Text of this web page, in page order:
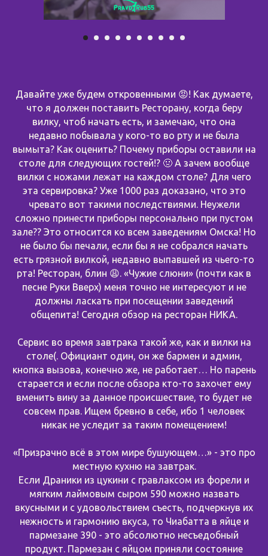
Давайте уже будем откровенными 😡! Как думаете,
что я должен поставить Ресторану, когда беру
вилку, чтоб начать есть, и замечаю, что она
недавно побывала у кого-то во рту и не была
вымыта? Как оценить? Почему приборы оставили на
столе для следующих гостей!? 🤢 А зачем вообще
вилки с ножами лежат на каждом столе? Для чего
эта сервировка? Уже 1000 раз доказано, что это
чревато вот такими последствиями. Неужели
сложно принести приборы персонально при пустом
зале?? Это относится ко всем заведениям Омска! Но
не было бы печали, если бы я не собрался начать
есть грязной вилкой, недавно выпавшей из чьего-то
рта! Ресторан, блин 😩. «Чужие слюни» (почти как в
песне Руки Вверх) меня точно не интересуют и не
должны ласкать при посещении заведений
общепита! Сегодня обзор на ресторан НИКА.
Сервис во время завтрака такой же, как и вилки на
столе(. Официант один, он же бармен и админ,
кнопка вызова, конечно же, не работает… Но парень
старается и если после обзора кто-то захочет ему
вменить вину за данное происшествие, то будет не
совсем прав. Ищем бревно в себе, ибо 1 человек
никак не уследит за таким помещением!
«Призрачно всё в этом мире бушующем…» - это про
местную кухню на завтрак.
Если Драники из цукини с гравлаксом из форели и
мягким лаймовым сыром 590 можно назвать
вкусными и с удовольствием съесть, подчеркнув их
нежность и гармонию вкуса, то Чиабатта в яйце и
пармезане 390 - это абсолютно несъедобный
продукт. Пармезан с яйцом приняли состояние